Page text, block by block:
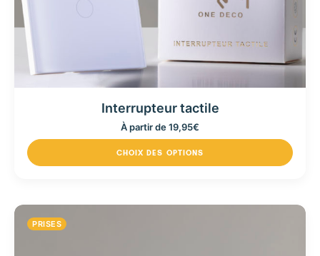
Interrupteur tactile
À partir de19,95€
CHOIX DES OPTIONS
PRISES